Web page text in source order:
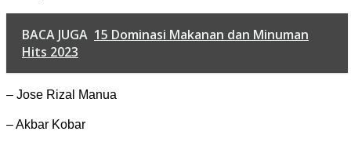
BACA JUGA 15 Dominasi Makanan dan Minuman
Hits 2023
– Jose Rizal Manua
– Akbar Kobar